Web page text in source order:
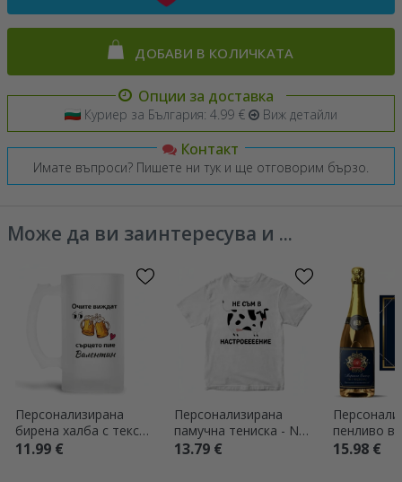
ДОБАВИ В КОЛИЧКАТА
Опции за доставка
Куриер за България: 4.99 € Виж детайли
Контакт
Имате въпроси? Пишете ни тук и ще отговорим бързо.
Може да ви заинтересува и ...
Персонализирана
бирена халба с текст
- Очите виждат
11.99 €
Персонализирана
памучна тениска - Not
in the MOOd
13.79 €
пенливо
- Херaldry
15.98 €